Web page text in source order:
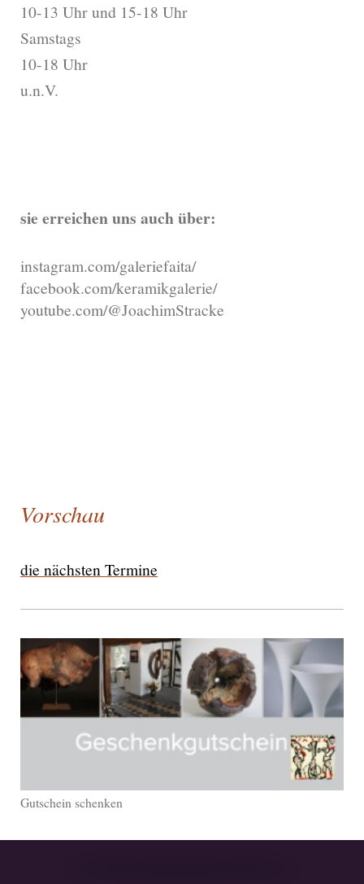
10-13 Uhr und 15-18 Uhr
Samstags
10-18 Uhr
u.n.V.
sie erreichen uns auch über:
instagram.com/galeriefaita/
facebook.com/keramikgalerie/
youtube.com/@JoachimStracke
Vorschau
die nächsten Termine
Gutschein schenken